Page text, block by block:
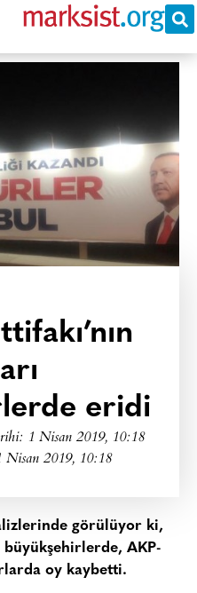
eridi
1 Nisan 2019, 10:18
2019, 10:18
görülüyor ki,
büyükşehirlerde, AKP-
oy kaybetti.